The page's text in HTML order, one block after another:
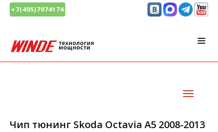
+7(495)7974174
Чип тюнинг Skoda Octavia A5 2008-2013